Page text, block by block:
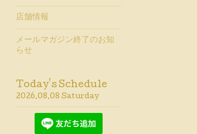
店舗情報
メールマガジン終了のお知
らせ
Today's Schedule
2026.08.08 Saturday